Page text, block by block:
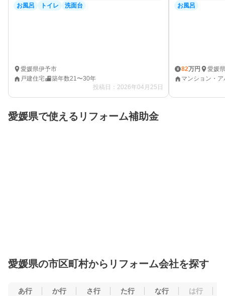
お風呂 トイレ 洗面台
愛媛県伊予市
戸建住宅
築年数21〜30年
投稿日：2026年04月25日
お風呂
¥ 82万円
愛媛
マンション・ア
愛媛県で使えるリフォーム補助金
愛媛県の市区町村からリフォーム会社を探す
あ行 か行 さ行 た行 な行 は行